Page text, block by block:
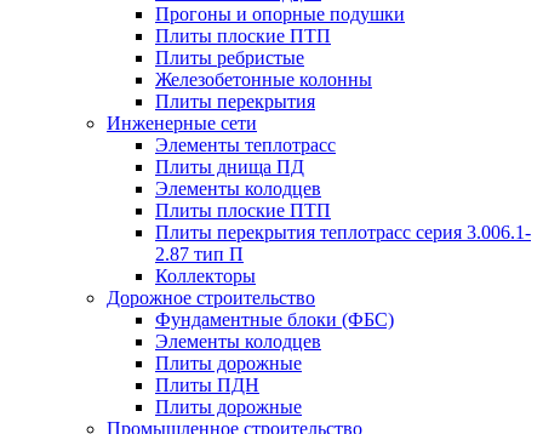
Прогоны и опорные подушки
Плиты плоские ПТП
Плиты ребристые
Железобетонные колонны
Плиты перекрытия
Инженерные сети
Элементы теплотрасс
Плиты днища ПД
Элементы колодцев
Плиты плоские ПТП
Плиты перекрытия теплотрасс серия 3.006.1-
2.87 тип П
Коллекторы
Дорожное строительство
Фундаментные блоки (ФБС)
Элементы колодцев
Плиты дорожные
Плиты ПДН
Плиты дорожные
Промышленное строительство